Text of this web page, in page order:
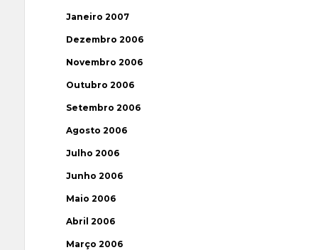
Janeiro 2007
Dezembro 2006
Novembro 2006
Outubro 2006
Setembro 2006
Agosto 2006
Julho 2006
Junho 2006
Maio 2006
Abril 2006
Março 2006